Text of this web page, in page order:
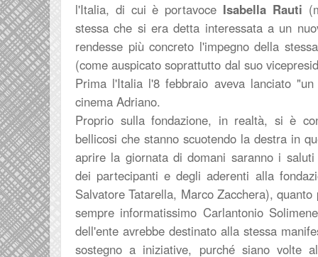
l'Italia, di cui è portavoce Isabella Rauti
stessa che si era detta interessata a un
rendesse più concreto l'impegno della
(come auspicato soprattutto dal suo
Prima l'Italia l'8 febbraio aveva lanciato
cinema Adriano.
Proprio sulla fondazione, in realtà, si è
bellicosi che stanno scuotendo la destra in
aprire la giornata di domani saranno i
dei partecipanti e degli aderenti alla
Salvatore Tatarella, Marco Zacchera),
sempre informatissimo Carlantonio
dell'ente avrebbe destinato alla stessa
sostegno a iniziative, purché siano volte